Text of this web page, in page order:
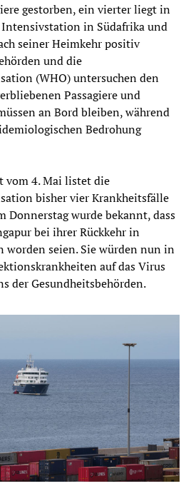
gestorben, ein vierter liegt in
Intensivstation in Südafrika und
seiner Heimkehr positiv
und die
(WHO) untersuchen den
Passagiere und
an Bord bleiben, während
Bedrohung
4. Mai listet die
bisher vier Krankheitsfälle
Donnerstag wurde bekannt, dass
bei ihrer Rückkehr in
worden seien. Sie würden nun in
auf das Virus
der Gesundheitsbehörden.